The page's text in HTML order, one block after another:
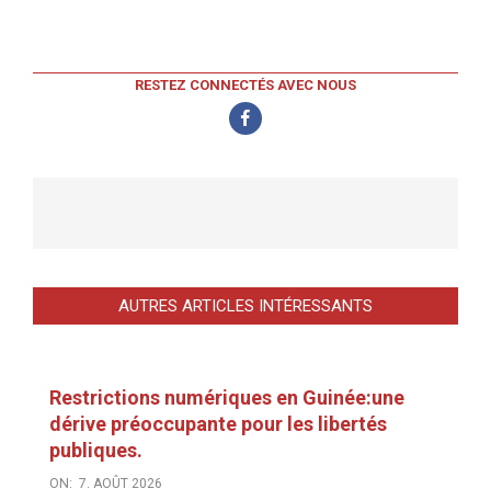
RESTEZ CONNECTÉS AVEC NOUS
AUTRES ARTICLES INTÉRESSANTS
Restrictions numériques en Guinée:une
dérive préoccupante pour les libertés
publiques.
ON: 7. AOÛT 2026